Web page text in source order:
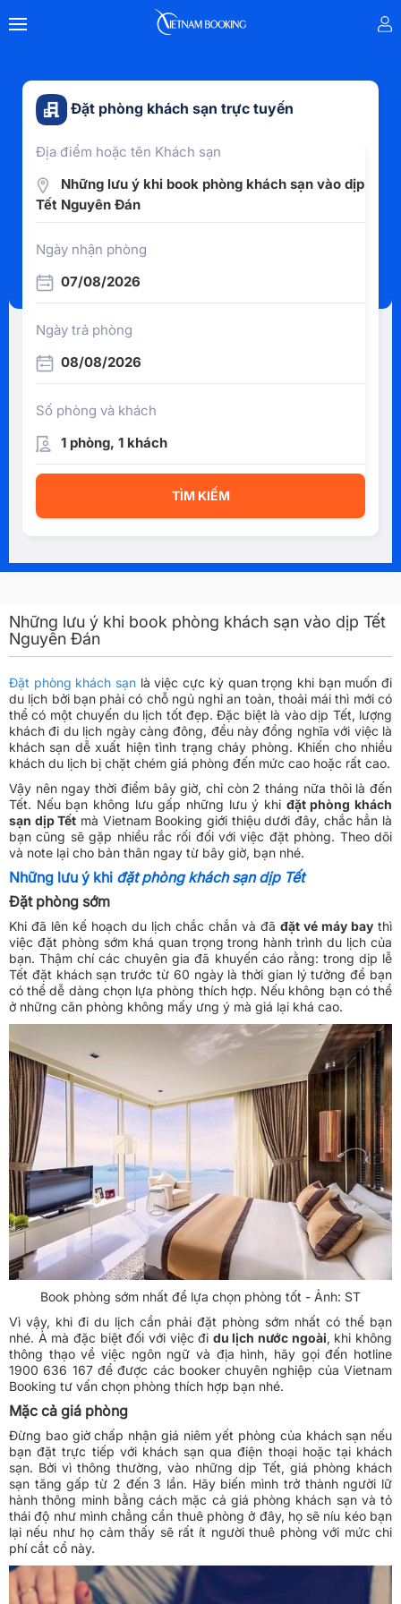
Đặt phòng khách sạn trực tuyến
Địa điểm hoặc tên Khách sạn
Những lưu ý khi book phòng khách sạn vào dịp
Tết Nguyên Đán
Ngày nhận phòng
07/08/2026
Ngày trả phòng
08/08/2026
Số phòng và khách
1 phòng, 1 khách
TÌM KIẾM
Những lưu ý khi book phòng khách sạn vào dịp Tết
Nguyên Đán
Đặt phòng khách sạn là việc cực kỳ quan trọng khi bạn muốn đi
du lịch bởi bạn phải có chỗ ngủ nghỉ an toàn, thoải mái thì mới có
thể có một chuyến du lịch tốt đẹp. Đặc biệt là vào dịp Tết, lượng
khách đi du lịch ngày càng đông, đều này đồng nghĩa với việc là
khách sạn dễ xuất hiện tình trạng cháy phòng. Khiến cho nhiều
khách du lịch bị chặt chém giá phòng đến mức cao hoặc rất cao.
Vậy nên ngay thời điểm bây giờ, chỉ còn 2 tháng nữa thôi là đến
Tết. Nếu bạn không lưu gấp những lưu ý khi đặt phòng khách
sạn dịp Tết mà Vietnam Booking giới thiệu dưới đây, chắc hẳn là
bạn cũng sẽ gặp nhiều rắc rối đối với việc đặt phòng. Theo dõi
và note lại cho bản thân ngay từ bây giờ, bạn nhé.
Những lưu ý khi đặt phòng khách sạn dịp Tết
Đặt phòng sớm
Khi đã lên kế hoạch du lịch chắc chắn và đã đặt vé máy bay thì
việc đặt phòng sớm khá quan trọng trong hành trình du lịch của
bạn. Thậm chí các chuyên gia đã khuyến cáo rằng: trong dịp lễ
Tết đặt khách sạn trước từ 60 ngày là thời gian lý tưởng để bạn
có thể dễ dàng chọn lựa phòng thích hợp. Nếu không bạn có thể
ở những căn phòng không mấy ưng ý mà giá lại khá cao.
Book phòng sớm nhất để lựa chọn phòng tốt - Ảnh: ST
Vì vậy, khi đi du lịch cần phải đặt phòng sớm nhất có thể bạn
nhé. À mà đặc biệt đối với việc đi du lịch nước ngoài, khi không
thông thạo về việc ngôn ngữ và địa hình, hãy gọi đến hotline
1900 636 167để được các booker chuyên nghiệp của Vietnam
Booking tư vấn chọn phòng thích hợp bạn nhé.
Mặc cả giá phòng
Đừng bao giờ chấp nhận giá niêm yết phòng của khách sạn nếu
bạn đặt trực tiếp với khách sạn qua điện thoại hoặc tại khách
sạn. Bởi vì thông thường, vào những dịp Tết, giá phòng khách
sạn tăng gấp từ 2 đến 3 lần. Hãy biến mình trở thành người lữ
hành thông minh bằng cách mặc cả giá phòng khách sạn và tỏ
thái độ như mình chẳng cần thuê phòng ở đây, họ sẽ níu kéo bạn
lại nếu như họ cảm thấy sẽ rất ít người thuê phòng với mức chi
phí cắt cổ này.